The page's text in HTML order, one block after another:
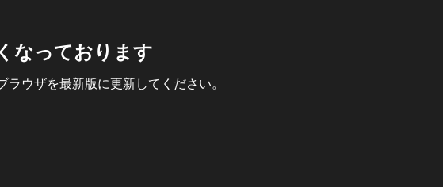
なっております
ウザを最新版に更新してください。